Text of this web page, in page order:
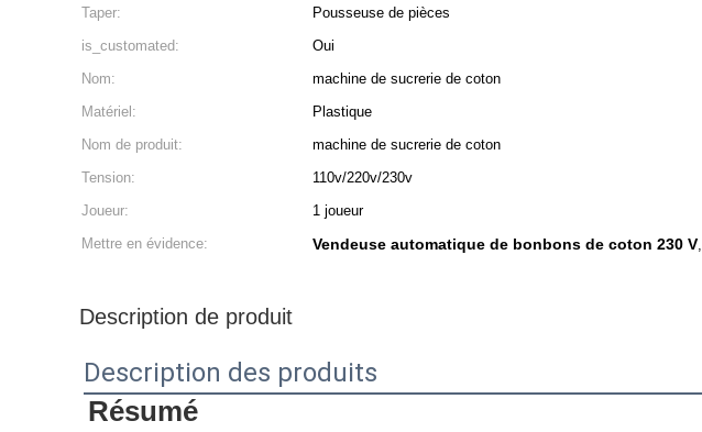
Taper: Pousseuse de pièces
is_customated:
Oui
Nom:
machine de sucrerie de coton
Matériel:
Plastique
Nom de produit:
machine de sucrerie de coton
Tension:
110v/220v/230v
Joueur:
1 joueur
Mettre en évidence:
Vendeuse automatique de bonbons de coton 230 V,
Description de produit
Description des produits
Résumé